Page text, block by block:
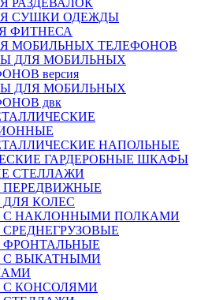
СУШКИ ОДЕЖДЫ
ФИТНЕСА
МОБИЛЬНЫХ ТЕЛЕФОНОВ
ДЛЯ МОБИЛЬНЫХ
версия
ДЛЯ МОБИЛЬНЫХ
двк
НАПОЛЬНЫЕ
ГАРДЕРОБНЫЕ ШКАФЫ
СТЕЛЛАЖИ
КОЛЕС
С НАКЛОННЫМИ ПОЛКАМИ
С ВЫКАТНЫМИ
КОНСОЛЯМИ